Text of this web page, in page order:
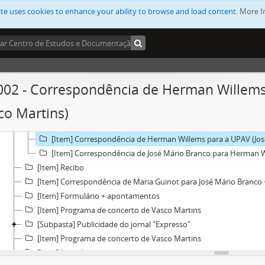
uses cookies to enhance your ability to browse and load content. More
- Correspondência de Herman
Martins)
[Item] Recibo do jornal "O Independente"
[Item] Mensagem de António Jorge Branco para José Mário
[Subpasta] Lista de canções de Vasco Martins na SPA + Receita
[Item] Conjunto de correspondência
[Item] Recibo / factura do jornal "O Independente"
[Item] Orçamento de cartazes
[Documento] Conjunto de correspondência
[Item] Correspondência de Herman Willems para a UPAV
[Item] Correspondência de José Mário Branco para Herman
[Item] Recibo
[Item] Correspondência de Maria Guinot para José Mário
[Item] Formulário + apontamentos
[Item] Programa de concerto de Vasco Martins
[Subpasta] Publicidade do jornal "Expresso"
[Item] Programa de concerto de Vasco Martins
[Item] Lista de convites